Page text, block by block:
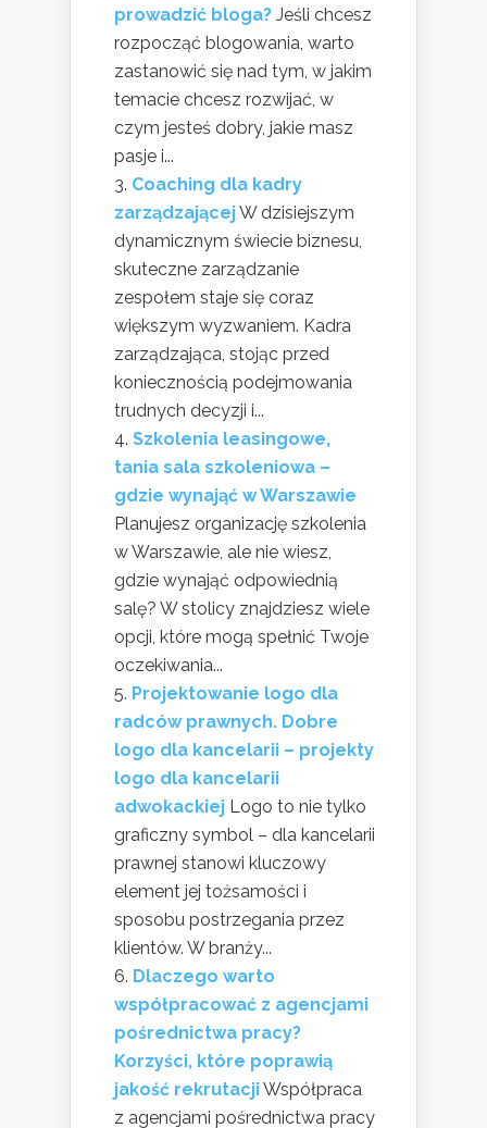
prowadzić bloga? Jeśli chcesz
rozpocząć blogowania, warto
zastanowić się nad tym, w jakim
temacie chcesz rozwijać, w
czym jesteś dobry, jakie masz
pasje i...
Coaching dla kadry
zarządzającejW dzisiejszym
dynamicznym świecie biznesu,
skuteczne zarządzanie
zespołem staje się coraz
większym wyzwaniem. Kadra
zarządzająca, stojąc przed
koniecznością podejmowania
trudnych decyzji i...
Szkolenia leasingowe,
tania sala szkoleniowa –
gdzie wynająć w Warszawie
Planujesz organizację szkolenia
w Warszawie, ale nie wiesz,
gdzie wynająć odpowiednią
salę? W stolicy znajdziesz wiele
opcji, które mogą spełnić Twoje
oczekiwania...
Projektowanie logo dla
radców prawnych. Dobre
logo dla kancelarii – projekty
logo dla kancelarii
adwokackiej Logo to nie tylko
graficzny symbol – dla kancelarii
prawnej stanowi kluczowy
element jej tożsamości i
sposobu postrzegania przez
klientów. W branży...
Dlaczego warto
współpracować z agencjami
pośrednictwa pracy?
Korzyści, które poprawią
jakość rekrutacjiWspółpraca
z agencjami pośrednictwa pracy